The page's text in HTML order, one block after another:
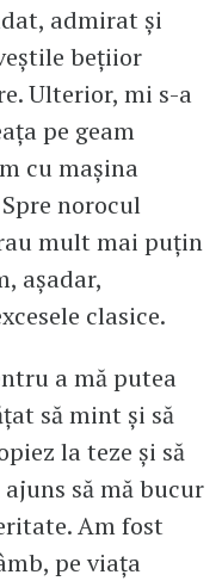
admirat și
bețiior
Ulterior, mi s-a
pe geam
cu mașina
norocul
mult mai puțin
așadar,
clasice.
a mă putea
să mint și să
la teze și să
să mă bucur
Am fost
pe viața